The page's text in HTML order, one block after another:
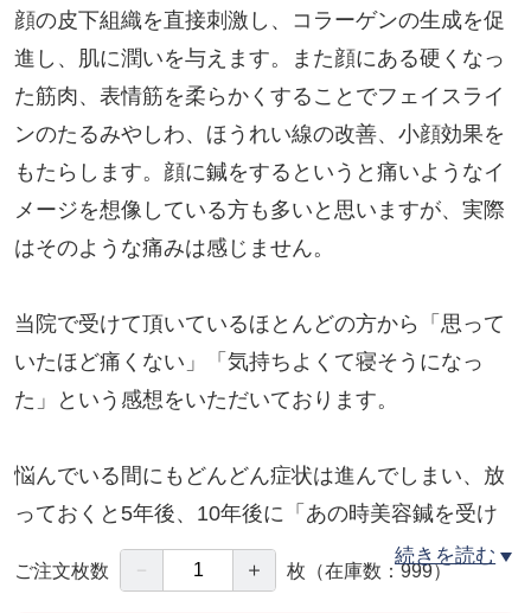
顔の皮下組織を直接刺激し、コラーゲンの生成を促
進し、肌に潤いを与えます。また顔にある硬くなっ
た筋肉、表情筋を柔らかくすることでフェイスライ
ンのたるみやしわ、ほうれい線の改善、小顔効果を
もたらします。顔に鍼をするというと痛いようなイ
メージを想像している方も多いと思いますが、実際
はそのような痛みは感じません。
当院で受けて頂いているほとんどの方から「思って
いたほど痛くない」「気持ちよくて寝そうになっ
た」という感想をいただいております。
悩んでいる間にもどんどん症状は進んでしまい、放
っておくと5年後、10年後に「あの時美容鍼を受け
ていればよかった」と後悔してしまいます。エステ
や高級化粧品では味わえない、究極のアンチエイジ
続きを読む
ご注文枚数 － ＋ 枚 （在庫数：999）